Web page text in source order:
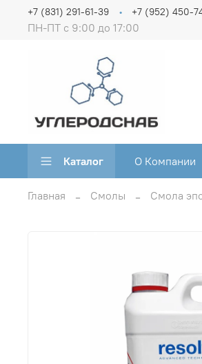
ПН-ПТ с 9:00 до 17:00
+7 (831) 291-61-39 +7 (952) 450-
Каталог О Компании
Главная Смолы Смола